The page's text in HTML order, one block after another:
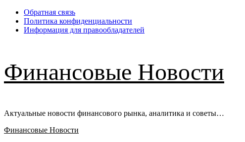
Перейти
содержимому
Обратная связь
Политика конфиденциальности
Информация для правообладателей
Финансовые Новости
Актуальные новости финансового рынка, аналитика и советы…
Основное
Финансовые Новости